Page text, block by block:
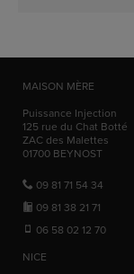
MAISON MÈRE
Puissance Injection
125 rue du Chat Botté
ZAC des Malettes
01700 BEYNOST
09 81 71 54 34
09 81 38 21 71
06 58 02 12 70
NICE